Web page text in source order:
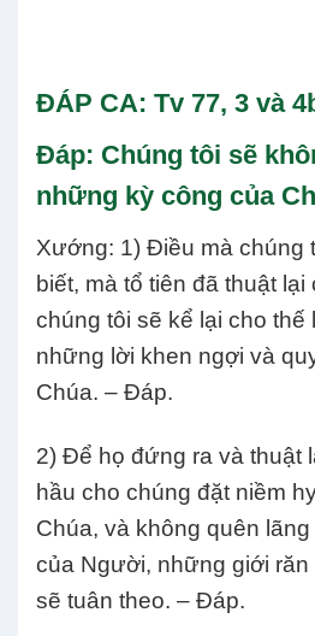
ĐÁP CA: Tv 77, 3 và
Đáp: Chúng tôi sẽ
những kỳ công của
Xướng: 1) Điều mà chúng
biết, mà tổ tiên đã thuật
chúng tôi sẽ kể lại cho thế
những lời khen ngợi và
Chúa. – Đáp.
2) Để họ đứng ra và thuật
hầu cho chúng đặt niềm
Chúa, và không quên
của Người, những giới
sẽ tuân theo. – Đáp.